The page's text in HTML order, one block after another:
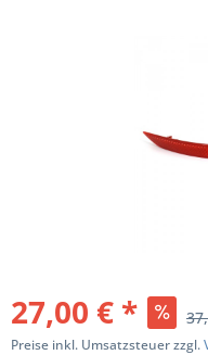
27,00 € *
Preise inkl. Umsatzsteuer zzgl.